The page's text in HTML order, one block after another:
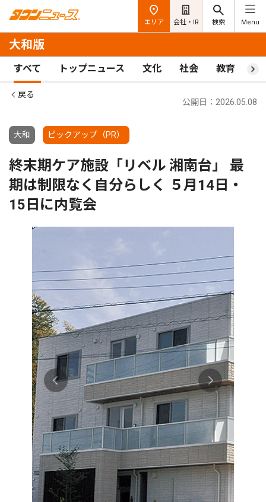
エリア 会社・IR 検索 Menu
大和版
すべて トップニュース 文化 社会 教育 ス
戻る
大和 ピックアップ（PR）
公開日：2026.05.08
終末期ケア施設「リベル 湘南台」 最
期は制限なく自分らしく ５月14日・
15日に内覧会